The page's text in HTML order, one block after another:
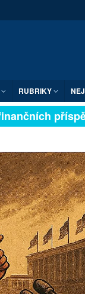
RUBRIKY